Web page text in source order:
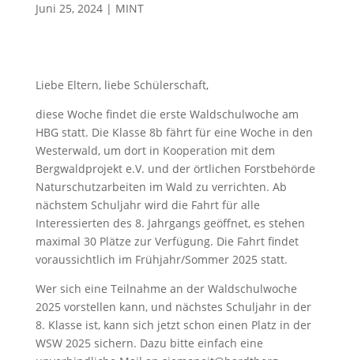
Juni 25, 2024| MINT
Liebe Eltern, liebe Schülerschaft,
diese Woche findet die erste Waldschulwoche am
HBG statt. Die Klasse 8b fährt für eine Woche in den
Westerwald, um dort in Kooperation mit dem
Bergwaldprojekt e.V. und der örtlichen Forstbehörde
Naturschutzarbeiten im Wald zu verrichten. Ab
nächstem Schuljahr wird die Fahrt für alle
Interessierten des 8. Jahrgangs geöffnet, es stehen
maximal 30 Plätze zur Verfügung. Die Fahrt findet
voraussichtlich im Frühjahr/Sommer 2025 statt.
Wer sich eine Teilnahme an der Waldschulwoche
2025 vorstellen kann, und nächstes Schuljahr in der
8. Klasse ist, kann sich jetzt schon einen Platz in der
WSW 2025 sichern. Dazu bitte einfach eine